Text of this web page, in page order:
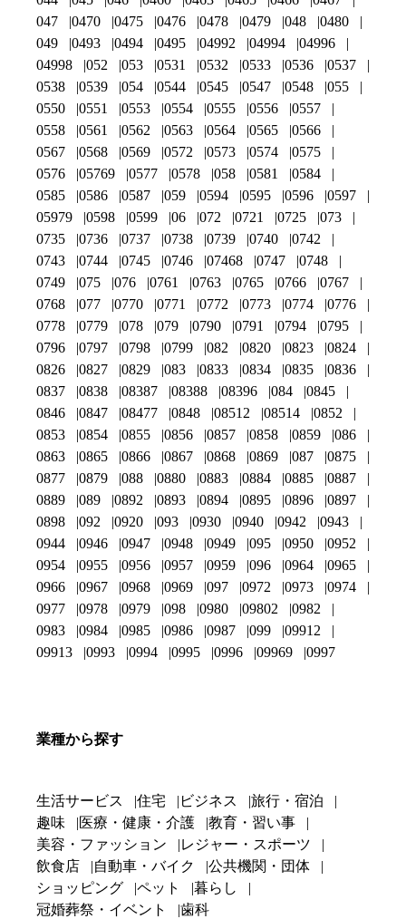
047
0470 0475 0476 0478 0479 048
0480
049
0493 0494 0495 04992 04994
04996
04998
052 053 0531 0532 0533 0536
0537
0538
0539 054 0544 0545 0547 0548
055
0550
0551 0553 0554 0555 0556
0557
0558
0561 0562 0563 0564 0565
0566
0567
0568 0569 0572 0573 0574
0575
0576
05769 0577 0578 058 0581
0584
0585
0586 0587 059 0594 0595 0596
0597
05979
0598 0599 06 072 0721 0725
073
0735
0736 0737 0738 0739 0740
0742
0743
0744 0745 0746 07468 0747
0748
0749
075 076 0761 0763 0765 0766
0767
0768
077 0770 0771 0772 0773 0774
0776
0778
0779 078 079 0790 0791 0794
0795
0796
0797 0798 0799 082 0820 0823
0824
0826
0827 0829 083 0833 0834 0835
0836
0837
0838 08387 08388 08396 084
0845
0846
0847 08477 0848 08512 08514
0852
0853
0854 0855 0856 0857 0858 0859
086
0863
0865 0866 0867 0868 0869 087
0875
0877
0879 088 0880 0883 0884 0885
0887
0889
089 0892 0893 0894 0895 0896
0897
0898
092 0920 093 0930 0940 0942
0943
0944
0946 0947 0948 0949 095 0950
0952
0954
0955 0956 0957 0959 096 0964
0965
0966
0967 0968 0969 097 0972 0973
0974
0977
0978 0979 098 0980 09802
0982
0983
0984 0985 0986 0987 099
09912
09913
0993 0994 0995 0996 09969 0997
業種から探す
生活サービス 住宅 ビジネス
旅行・宿泊
趣味
医療・健康・介護
教育・習い事
美容・ファッション
レジャー・スポーツ
飲食店
自動車・バイク
公共機関・団体
ショッピング
ペット
暮らし
冠婚葬祭・イベント
歯科